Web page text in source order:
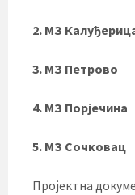
2. МЗ
3. МЗ Петрово
4. МЗ Порјечина
5. МЗ Сочковац
Пројектна